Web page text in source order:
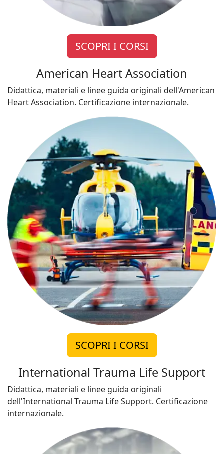
SCOPRI I CORSI
American Heart Association
Didattica, materiali e linee guida originali dell'American
Heart Association. Certificazione internazionale.
SCOPRI I CORSI
International Trauma Life Support
Didattica, materiali e linee guida originali
dell'International Trauma Life Support. Certificazione
internazionale.